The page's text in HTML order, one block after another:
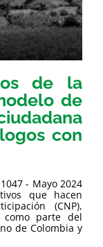
de la
de
con
- Mayo 2024
que hacen
(CNP),
como parte del
de Colombia y